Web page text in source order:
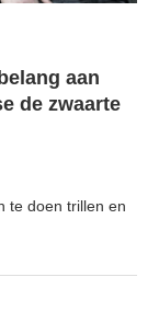
aan
de zwaarte
te doen trillen en